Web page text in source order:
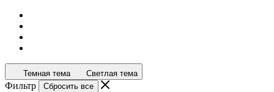
Темная тема Светлая тема
Фильтр Сбросить все